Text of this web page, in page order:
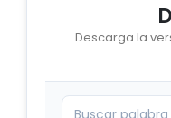
Descarga la